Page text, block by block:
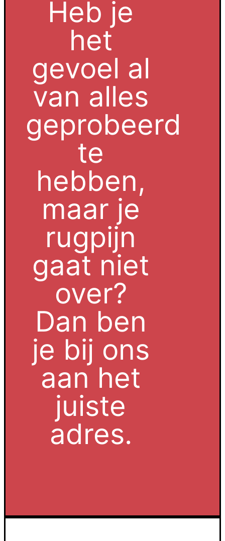
Heb je
het
gevoel al
van alles
geprobeerd
te
hebben,
maar je
rugpijn
gaat niet
over?
Dan ben
je bij ons
aan het
juiste
adres.